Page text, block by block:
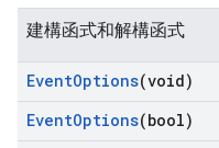
建構函式和解構函式
EventOptions(void)
EventOptions(bool)